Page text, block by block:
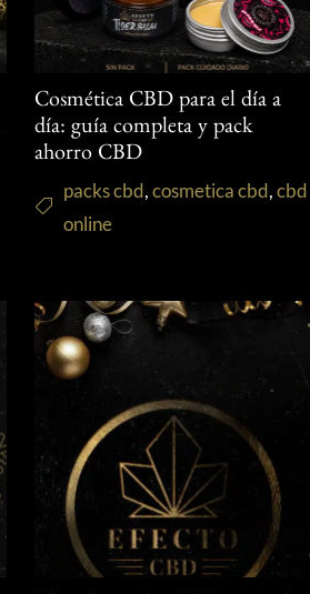
Cosmética CBD para el día a
día: guía completa y pack
ahorro CBD
packs cbd,cosmetica cbd,cbd
online